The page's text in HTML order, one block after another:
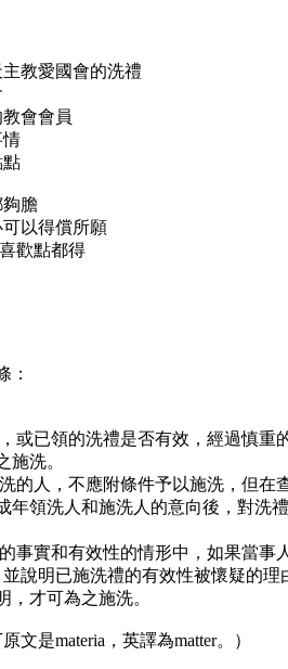
教愛國會的洗禮
會會員
情
點
膽
以得償所願
歡點都得
：
或已領的洗禮是否有效，經過慎重
施洗。
的人，不應附條件予以施洗，但在
年領洗人和施洗人的意向後，對洗
事實和有效性的情形中，如果當事
說明已施洗禮的有效性被懷疑的理
，才可為之施洗。
文是materia，英譯為matter。）